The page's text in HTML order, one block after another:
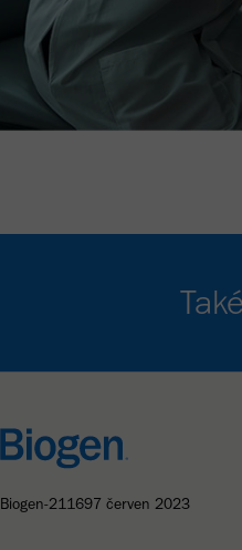
Biogen-211697 červen 2023